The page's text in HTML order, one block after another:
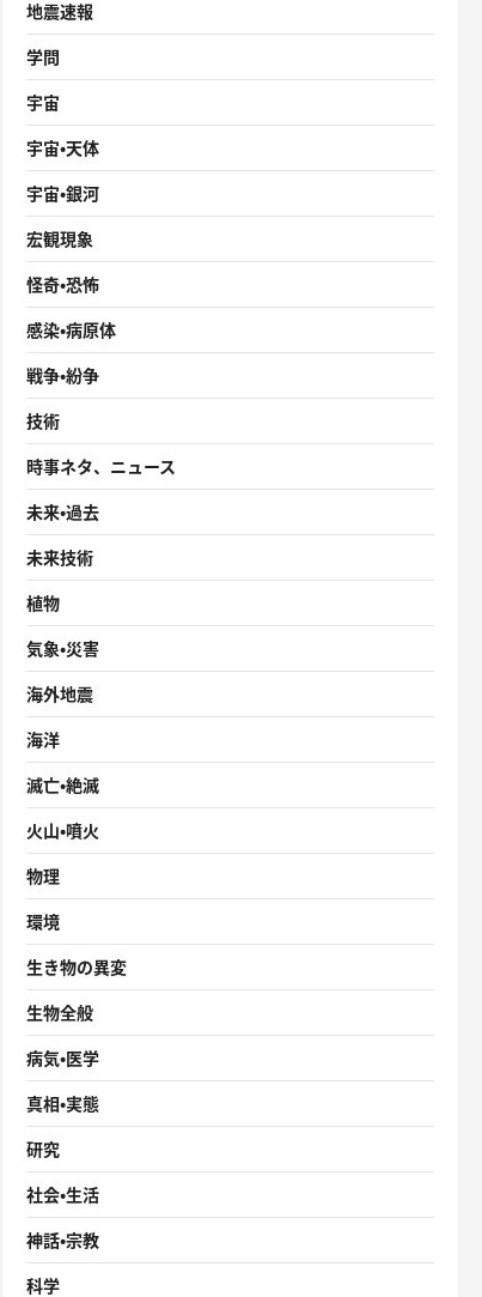
地震速報
学問
宇宙
宇宙・天体
宇宙・銀河
宏観現象
怪奇・恐怖
感染・病原体
戦争・紛争
技術
時事ネタ、ニュース
未来・過去
未来技術
植物
気象・災害
海外地震
海洋
滅亡・絶滅
火山・噴火
物理
環境
生き物の異変
生物全般
病気・医学
真相・実態
研究
社会・生活
神話・宗教
科学